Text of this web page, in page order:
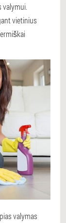
valymui.
vietinius
valymas